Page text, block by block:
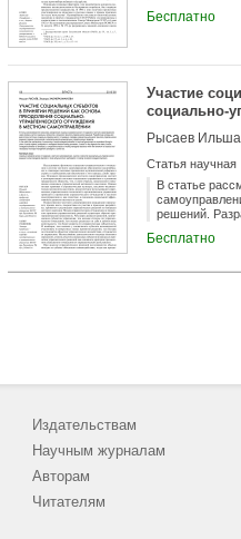
Бесплатно
Участие
социально-
Рысаев
Статья научная
В статье
решений.
Бесплатно
Издательствам
Научным журналам
Авторам
Читателям